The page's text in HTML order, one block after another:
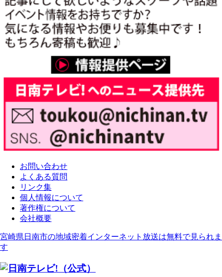
お問い合わせ
よくある質問
リンク集
個人情報について
著作権について
会社概要
宮崎県日南市の地域密着インターネット放送は無料で見られま
す